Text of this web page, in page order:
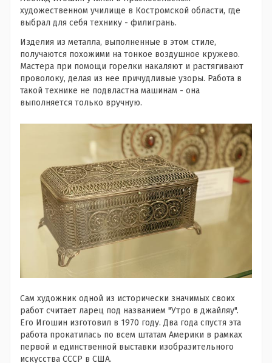
художественном училище в Костромской области, где
выбрал для себя технику - филигрань.
Изделия из металла, выполненные в этом стиле,
получаются похожими на тонкое воздушное кружево.
Мастера при помощи горелки накаляют и растягивают
проволоку, делая из нее причудливые узоры. Работа в
такой технике не подвластна машинам - она
выполняется только вручную.
Сам художник одной из исторически значимых своих
работ считает ларец под названием "Утро в джайляу".
Его Игошин изготовил в 1970 году. Два года спустя эта
работа прокатилась по всем штатам Америки в рамках
первой и единственной выставки изобразительного
искусства СССР в США.